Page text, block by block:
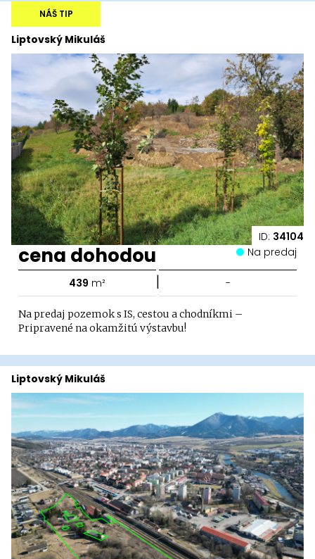
ID: 34104
Liptovský Mikuláš
NÁŠ TIP
cena dohodou Na predaj
439 m² | -
Na predaj pozemok s IS, cestou a chodníkmi –
Pripravené na okamžitú výstavbu!
Liptovský Mikuláš